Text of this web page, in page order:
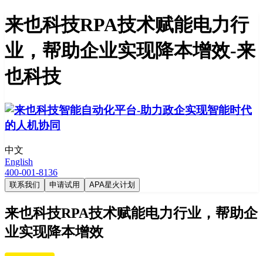
来也科技RPA技术赋能电力行
业，帮助企业实现降本增效-来
也科技
中文
English
400-001-8136
联系我们 申请试用 APA星火计划
来也科技RPA技术赋能电力行业，帮助企
业实现降本增效